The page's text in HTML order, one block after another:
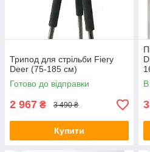
Трипод для стрільби Fiery
Deer (75-185 см)
Готово до відправки
2 967 ₴ 3 490 ₴
Купити
В